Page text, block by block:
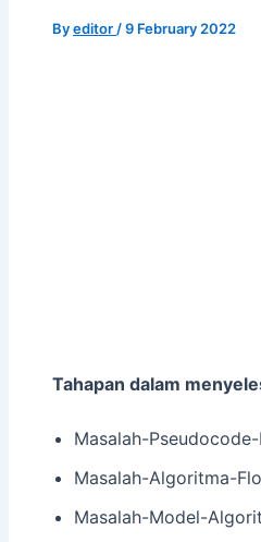
Byeditor /9 February 2022
Tahapan dalam
Masalah-
Masalah-Algoritma-
Masalah-Model-